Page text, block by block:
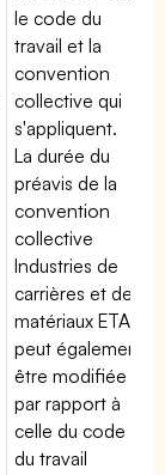
le code du
travail et la
convention
collective qui
s'appliquent.
La durée du
préavis de la
convention
collective
Industries de
carrières et de
matériaux ETAM
peut également
être modifiée
par rapport à
celle du code
du travail